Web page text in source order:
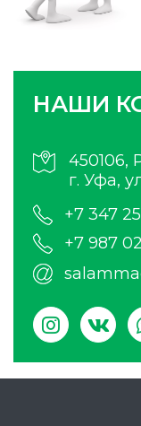
НАШИ
450106,
г. Уфа,
+7 347
+7 987